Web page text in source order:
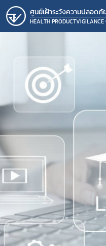
ศูนย์เฝ้าระวังความปลอ
HEALTH PRODUCTVIGILANCE